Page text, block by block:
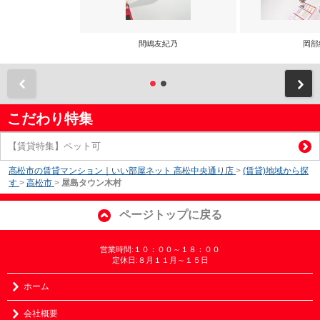
間嶋友紀乃 岡
こだわり特集
【賃貸特集】ペット可
高松市の賃貸マンション｜いい部屋ネット 高松中央通り店 > (賃貸)地域から探
す > 高松市 > 屋島タウン木村
ページトップに戻る
営業時間:１０：００～１８：００
定休日:８月１１月～１５日
ホーム
会社概要